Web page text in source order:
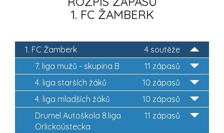
1. FC ŽAMBERK
4 soutěže
1. FC Žamberk
11 zápasů
7. liga mužů - skupina B
10 zápasů
4. liga starších žáků
10 zápasů
4. liga mladších žáků
11 zápasů
Drumel Autoškola 8.liga
Orlickoústecka